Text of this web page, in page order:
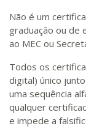
Não é um
graduação ou de
ao MEC ou
Todos os
digital) único
uma sequência
qualquer
e impede a